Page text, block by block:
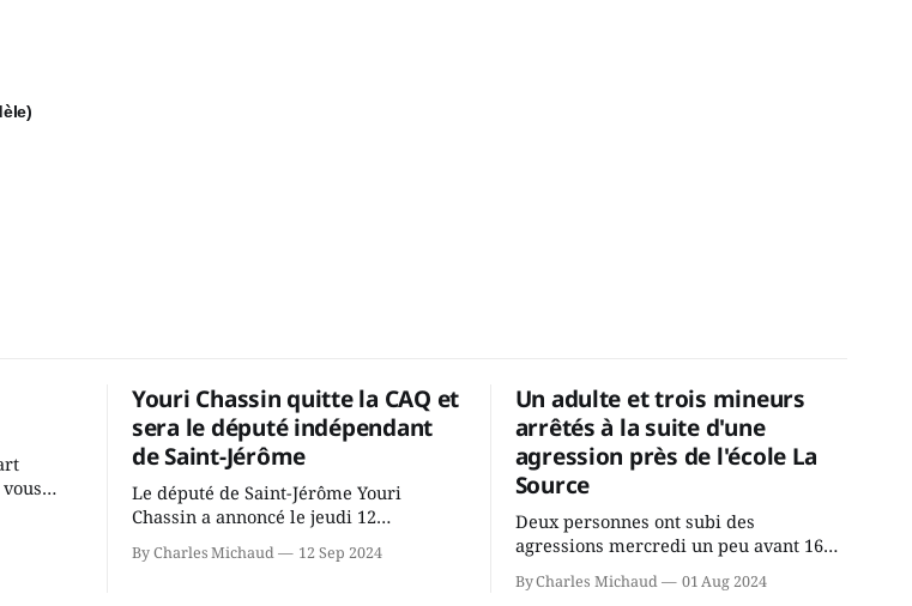
Youri
Youri Chassin quitte la CAQ et
sera le député indépendant
de Saint-Jérôme
Le député de Saint-Jérôme Youri
Chassin a annoncé le jeudi 12
septembre qu'il quitte le caucus de la
Coalition Avenir Québec de François
By Charles Michaud 12 Sep 2024
Un adulte et trois mineurs
arrêtés à la suite d'une
agression près de l'école La
Source
Deux personnes ont subi des
agressions mercredi un peu avant 16h
à proximité de l'école primaire La
Source dans le secteur Bellefeuille de
By Charles Michaud 01 Aug 2024